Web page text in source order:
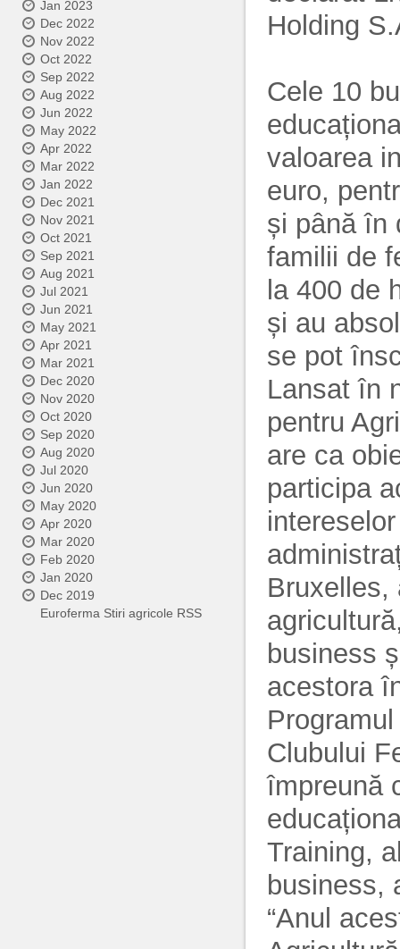
Jan 2023
Dec 2022
Nov 2022
Oct 2022
Sep 2022
Aug 2022
Jun 2022
May 2022
Apr 2022
Mar 2022
Jan 2022
Dec 2021
Nov 2021
Oct 2021
Sep 2021
Aug 2021
Jul 2021
Jun 2021
May 2021
Apr 2021
Mar 2021
Dec 2020
Nov 2020
Oct 2020
Sep 2020
Aug 2020
Jul 2020
Jun 2020
May 2020
Apr 2020
Mar 2020
Feb 2020
Jan 2020
Dec 2019
Euroferma Stiri agricole RSS
Holding
Cele 10
valoarea
euro,
și până în
familii de
la 400 de
și au
se pot
Lansat în
pentru
are ca
participa
Bruxelles,
business
acestora
Clubului
împreună
Training,
business,
“Anul